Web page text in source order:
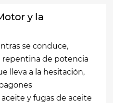
y la
se conduce,
repentina de potencia
lleva a la hesitación,
y fugas de aceite